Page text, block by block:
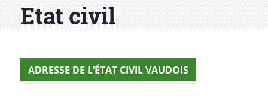
Etat civil
ADRESSE DE L’ÉTAT CIVIL VAUDOIS